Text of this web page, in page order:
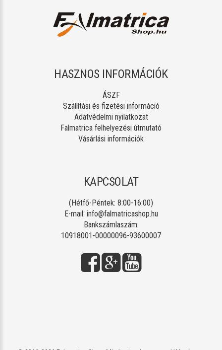
HASZNOS INFORMÁCIÓK
ÁSZF
Szállítási és fizetési információ
Adatvédelmi nyilatkozat
Falmatrica felhelyezési útmutató
Vásárlási információk
KAPCSOLAT
(Hétfő-Péntek: 8:00-16:00)
E-mail: info@falmatricashop.hu
Bankszámlaszám:
10918001-00000096-93600007